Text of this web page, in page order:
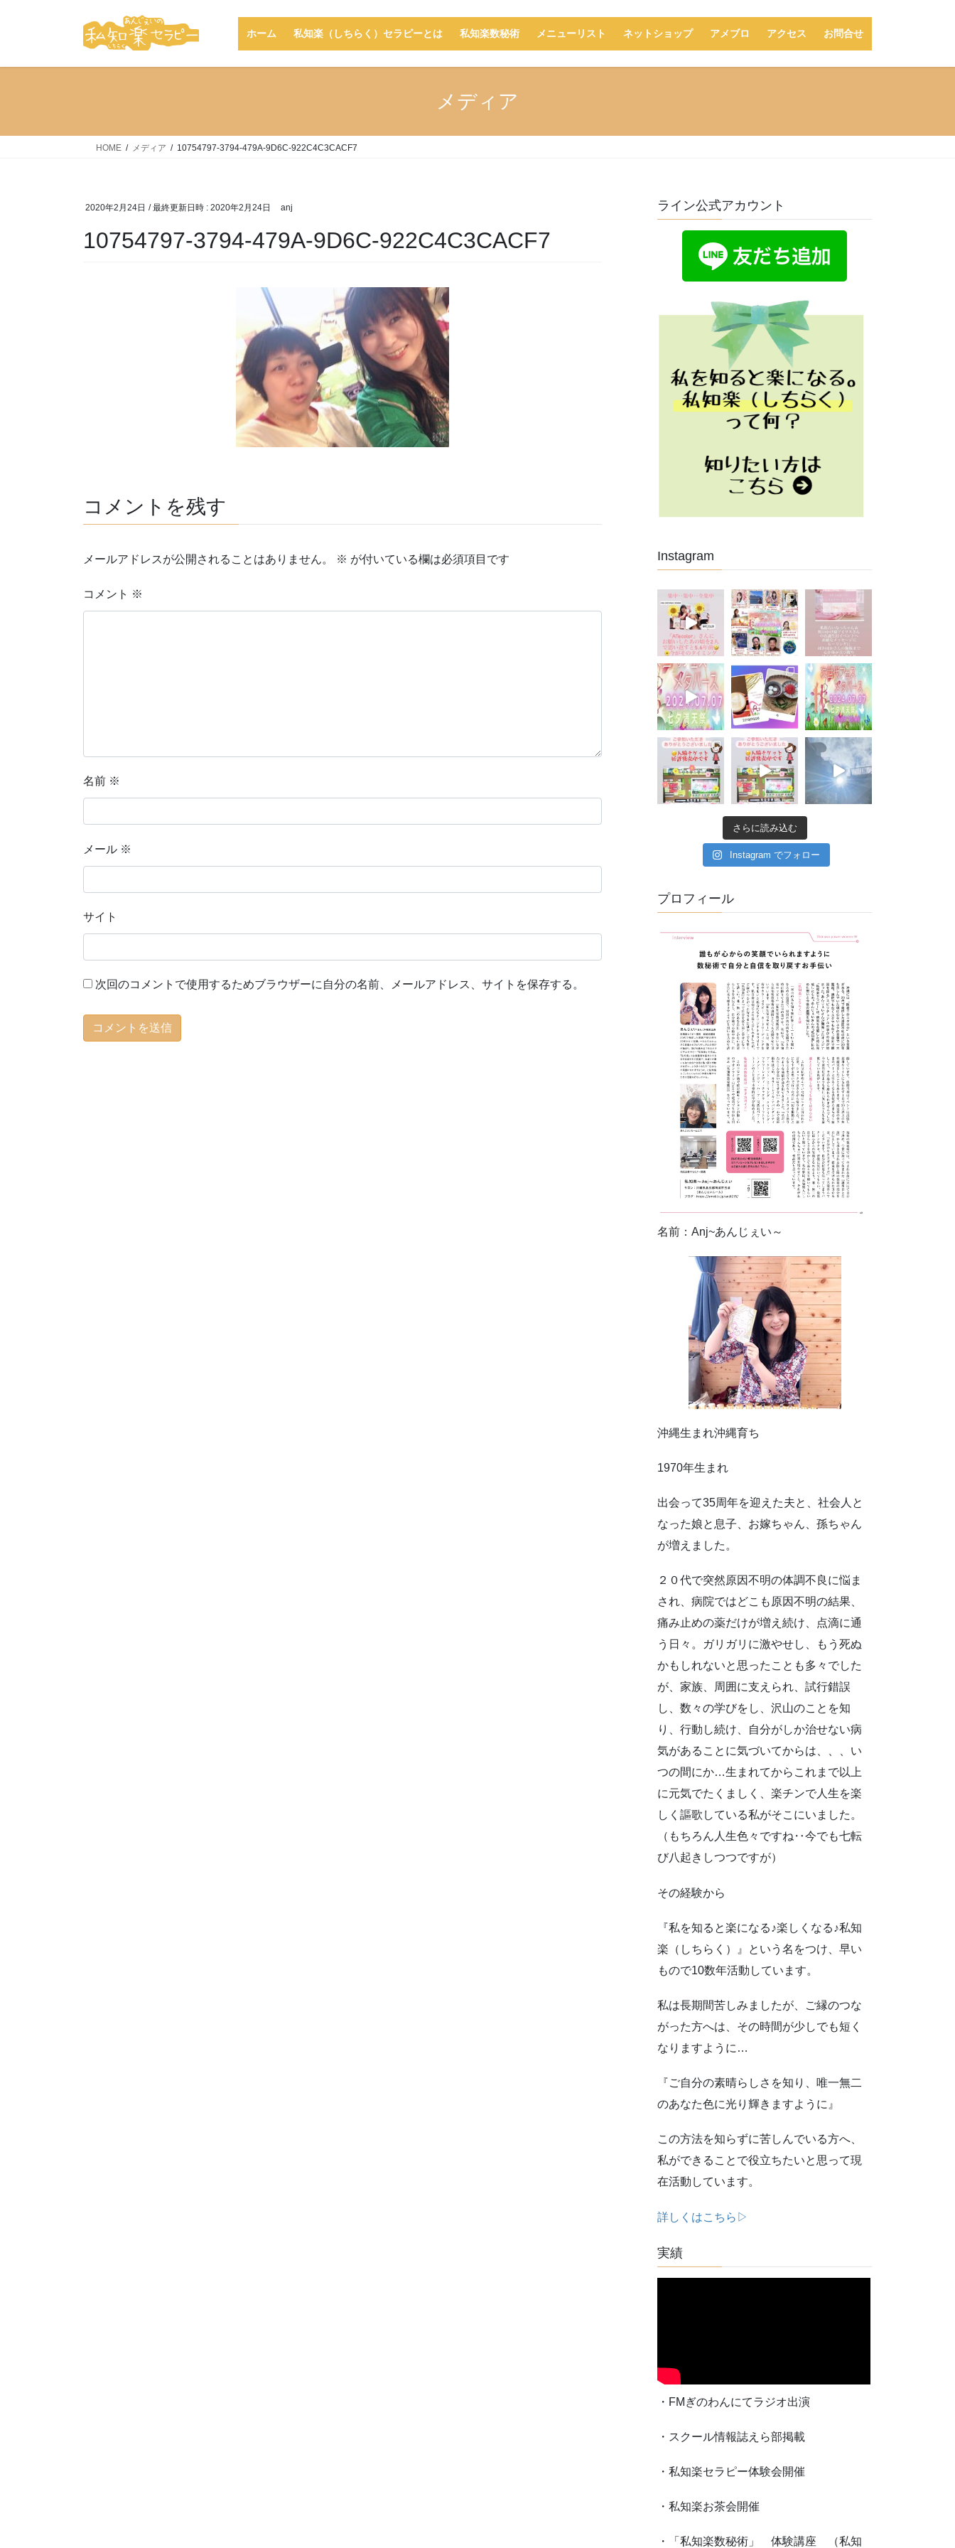
ホーム 私知楽（しちらく）セラピーとは 私知楽数秘術 メニューリスト ネットショップ アメブロ アクセス お問合せ
メディア
HOME メディア 10754797-3794-479A-9D6C-922C4C3CACF7
2020年2月24日 / 最終更新日時 : 2020年2月24日 anj
10754797-3794-479A-9D6C-922C4C3CACF7
コメントを残す
メールアドレスが公開されることはありません。 ※ が付いている欄は必須項目です
コメント ※
名前 ※
メール ※
サイト
次回のコメントで使用するためブラウザーに自分の名前、メールアドレス、サイトを保存する。
ライン公式アカウント
Instagram
さらに読み込む
Instagram でフォロー
プロフィール
名前：Anj~あんじぇい～
沖縄生まれ沖縄育ち
1970年生まれ
出会って35周年を迎えた夫と、社会人と
なった娘と息子、お嫁ちゃん、孫ちゃん
が増えました。
２０代で突然原因不明の体調不良に悩ま
され、病院ではどこも原因不明の結果、
痛み止めの薬だけが増え続け、点滴に通
う日々。ガリガリに激やせし、もう死ぬ
かもしれないと思ったことも多々でした
が、家族、周囲に支えられ、試行錯誤
し、数々の学びをし、沢山のことを知
り、行動し続け、自分がしか治せない病
気があることに気づいてからは、、、い
つの間にか…生まれてからこれまで以上
に元気でたくましく、楽チンで人生を楽
しく謳歌している私がそこにいました。
（もちろん人生色々ですね‥今でも七転
び八起きしつつですが）
その経験から
『私を知ると楽になる♪楽しくなる♪私知
楽（しちらく）』という名をつけ、早い
もので10数年活動しています。
私は長期間苦しみましたが、ご縁のつな
がった方へは、その時間が少しでも短く
なりますように…
『ご自分の素晴らしさを知り、唯一無二
のあなた色に光り輝きますように』
この方法を知らずに苦しんでいる方へ、
私ができることで役立ちたいと思って現
在活動しています。
詳しくはこちら▷
実績
・FMぎのわんにてラジオ出演
・スクール情報誌えら部掲載
・私知楽セラピー体験会開催
・私知楽お茶会開催
・「私知楽数秘術」 体験講座 （私知